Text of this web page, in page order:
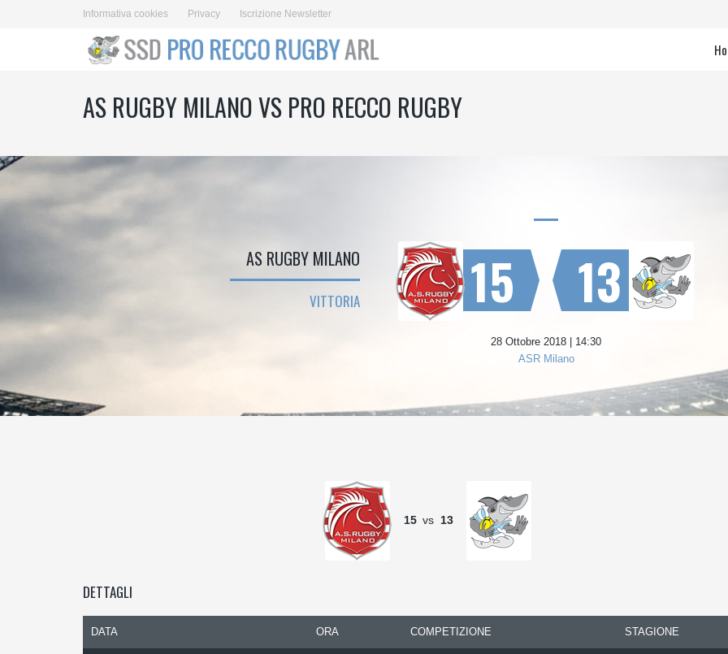
Informativa cookies Privacy Iscrizione Newsletter
AS RUGBY MILANO VS PRO RECCO RUGBY
15
AS RUGBY MILANO
VITTORIA 13
28 Ottobre 2018 | 14:30
ASR Milano
15 vs 13
DETTAGLI
DATA ORA COMPETIZIONE STAGIONE